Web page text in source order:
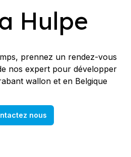
Hulpe
prennez un rendez-vous
nos expert pour développer
wallon et en Belgique
nous